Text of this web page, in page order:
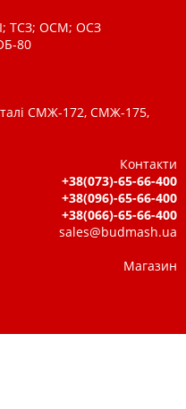
ТСЗ; ОСМ; ОСЗ
80
СМЖ-172, СМЖ-175,
Контакти
+38(073)-65-66-400
+38(096)-65-66-400
+38(066)-65-66-400
sales@budmash.ua
Магазин